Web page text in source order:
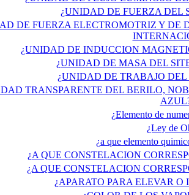
¿UNIDAD DE FUERZA DEL
DE FUERZA ELECTROMOTRIZ Y DE
¿UNIDAD DE INDUCCION
¿UNIDAD DE MASA DEL
¿UNIDAD DE TRABAJO
TRANSPARENTE DEL BERILO,
¿Elemento de
¿Ley de
¿a que elemento
¿A QUE CONSTELACION
¿A QUE CONSTELACION
¿APARATO PARA ELEVAR